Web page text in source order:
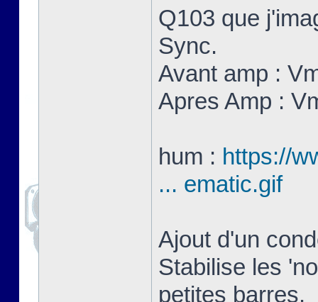
Q103 que
Sync.
Avant amp :
Apres Amp :
hum : https://
... ematic.gif
Ajout d'un
Stabilise les
petites barres.